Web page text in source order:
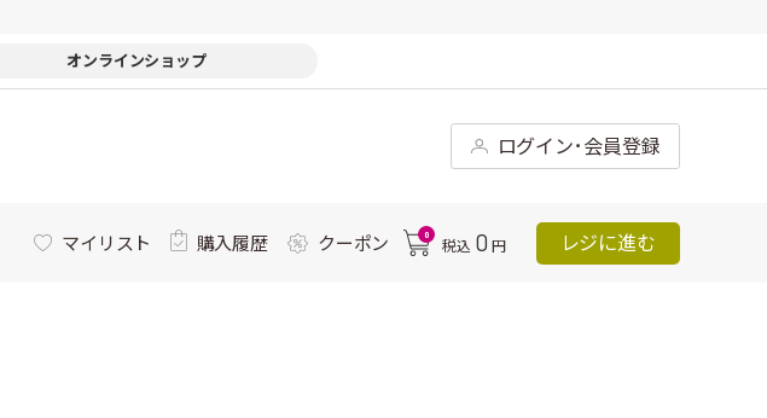
オンラインショップ
ログイン･会員登録
マイリスト 購入履歴 クーポン 0
税込 0 円 レジに進む